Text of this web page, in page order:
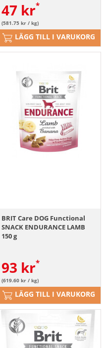
47 kr
(581.75 kr / kg)
LÄGG TILL I VARUKORG
BRIT Care DOG Functional
SNACK ENDURANCE LAMB
150 g
93 kr
(619.60 kr / kg)
LÄGG TILL I VARUKORG